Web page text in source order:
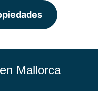
Mallorca